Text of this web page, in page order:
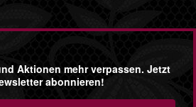
Aktionen mehr verpassen. Jetzt
abonnieren!